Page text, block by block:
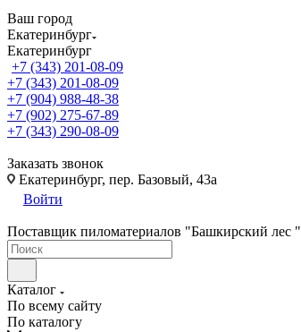
Ваш город
Екатеринбург
Екатеринбург
+7 (343) 201-08-09
+7 (343) 201-08-09
+7 (904) 988-48-38
+7 (902) 275-67-89
+7 (343) 290-08-09
Заказать звонок
Екатеринбург, пер. Базовый, 43а
Войти
Поставщик пиломатериалов "Башкирский лес "
Каталог
По всему сайту
По каталогу